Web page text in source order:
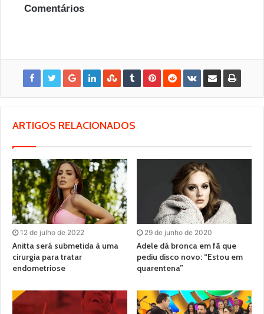
Comentários
ARTIGOS RELACIONADOS
12 de julho de 2022
Anitta será submetida à uma
cirurgia para tratar
endometriose
29 de junho de 2020
Adele dá bronca em fã que
pediu disco novo: “Estou em
quarentena”